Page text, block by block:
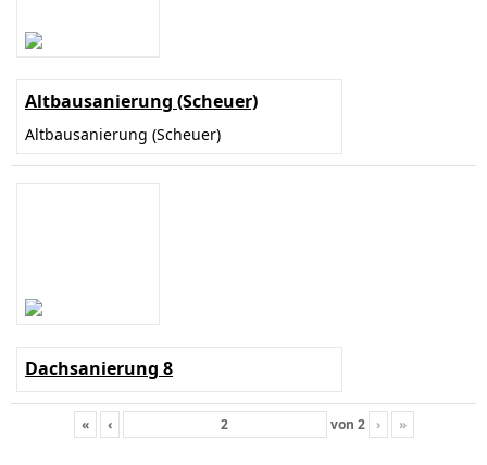
Altbausanierung (Scheuer)
Altbausanierung (Scheuer)
Dachsanierung 8
« ‹ von 2 › »